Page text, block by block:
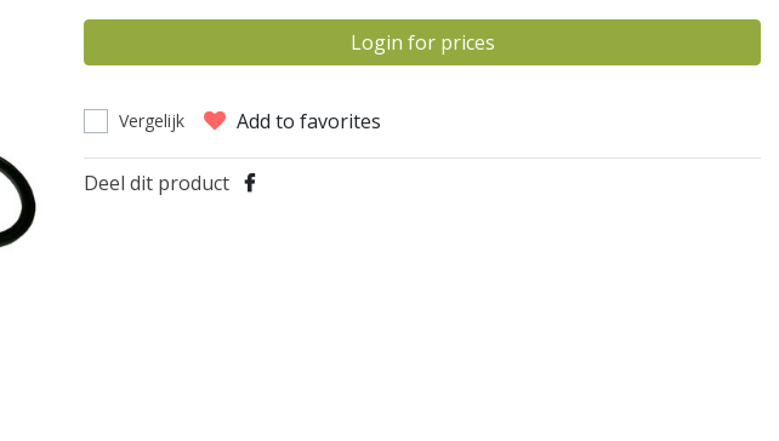
Login for prices
Vergelijk Add to favorites
Deel dit product